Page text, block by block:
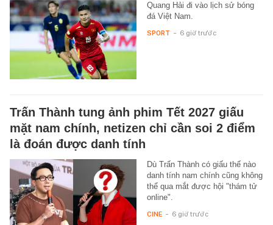
Quang Hải đi vào lịch sử bóng
đá Việt Nam.
SPORT - 6 giờ trước
Trấn Thành tung ảnh phim Tết 2027 giấu
mặt nam chính, netizen chỉ cần soi 2 điểm
là đoán được danh tính
Dù Trấn Thành có giấu thế nào
danh tính nam chính cũng không
thể qua mắt được hội "thám tử
online".
CINE - 6 giờ trước